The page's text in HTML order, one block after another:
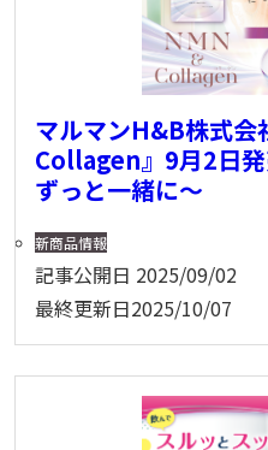
マルマンH&B株式会
Collagen』9月2日発
ずっと一緒に～
新商品情報
記事公開日 2025/09/02
最終更新日2025/10/07